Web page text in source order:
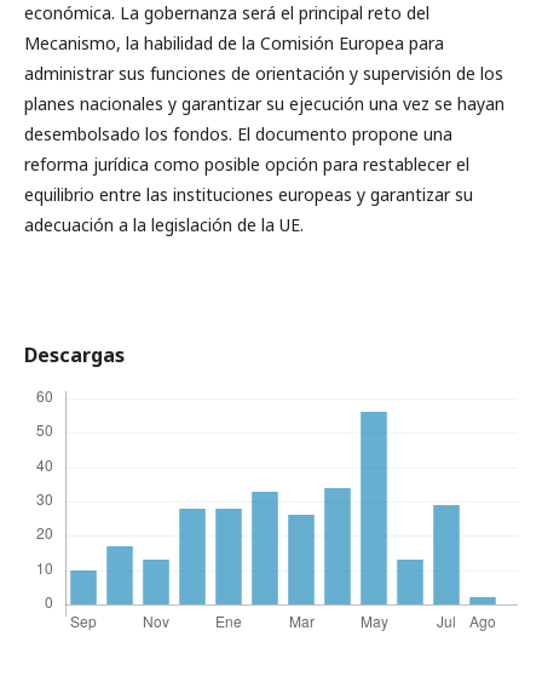
económica. La gobernanza será el principal reto del
Mecanismo, la habilidad de la Comisión Europea para
administrar sus funciones de orientación y supervisión de los
planes nacionales y garantizar su ejecución una vez se hayan
desembolsado los fondos. El documento propone una
reforma jurídica como posible opción para restablecer el
equilibrio entre las instituciones europeas y garantizar su
adecuación a la legislación de la UE.
Descargas